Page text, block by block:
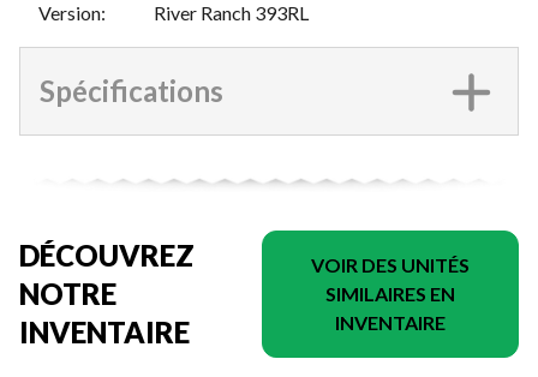
Version: River Ranch 393RL
Spécifications
DÉCOUVREZ
NOTRE
INVENTAIRE
VOIR DES UNITÉS
SIMILAIRES EN
INVENTAIRE